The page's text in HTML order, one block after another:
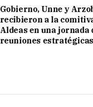
Gobierno, Unne y
recibieron a la
Aldeas en una jornada
reuniones estratégicas